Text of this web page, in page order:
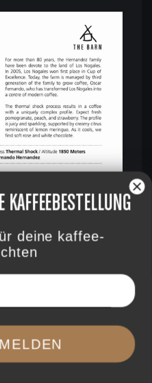
deine kaffee-